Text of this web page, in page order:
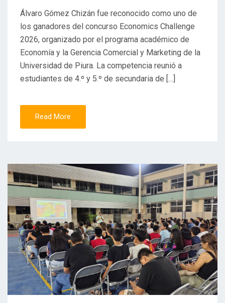
Álvaro Gómez Chizán fue reconocido como uno de
los ganadores del concurso Economics Challenge
2026, organizado por el programa académico de
Economía y la Gerencia Comercial y Marketing de la
Universidad de Piura. La competencia reunió a
estudiantes de 4.º y 5.º de secundaria de […]
Read More